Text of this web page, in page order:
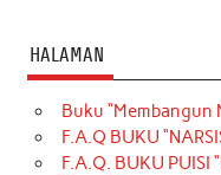
HALAMAN
Buku “Membangun
F.A.Q BUKU
F.A.Q. BUKU PUISI